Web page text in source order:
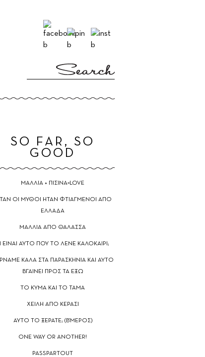
SO FAR, SO
GOOD
ΜΑΛΛΙΑ + ΠΙΣΙΝΑ=LOVE
ΟΙ ΜΥΘΟΙ ΗΤΑΝ ΦΤΙΑΓΜΕΝΟΙ ΑΠΟ
ΕΛΛΑΔΑ
ΜΑΛΛΙΑ ΑΠΟ ΘΑΛΑΣΣΑ
ΕΙΝΑΙ ΑΥΤΟ ΠΟΥ ΤΟ ΛΕΝΕ ΚΑΛΟΚΑΙΡΙ;
ΚΑΛΑ ΣΤΑ ΠΑΡΑΣΚΗΝΙΑ ΚΑΙ ΑΥΤΟ
ΒΓΑΙΝΕΙ ΠΡΟΣ ΤΑ ΕΞΩ
TO ΚΥΜΑ ΚΑΙ ΤΟ ΤΑΜΑ
ΧΕΙΛΗ ΑΠΟ ΚΕΡΑΣΙ
ΑΥΤΟ ΤΟ ΞΕΡΑΤΕ; (Β'ΜΕΡΟΣ)
ΟNE WAY OR ANOTHER!
PASSPARTOUT